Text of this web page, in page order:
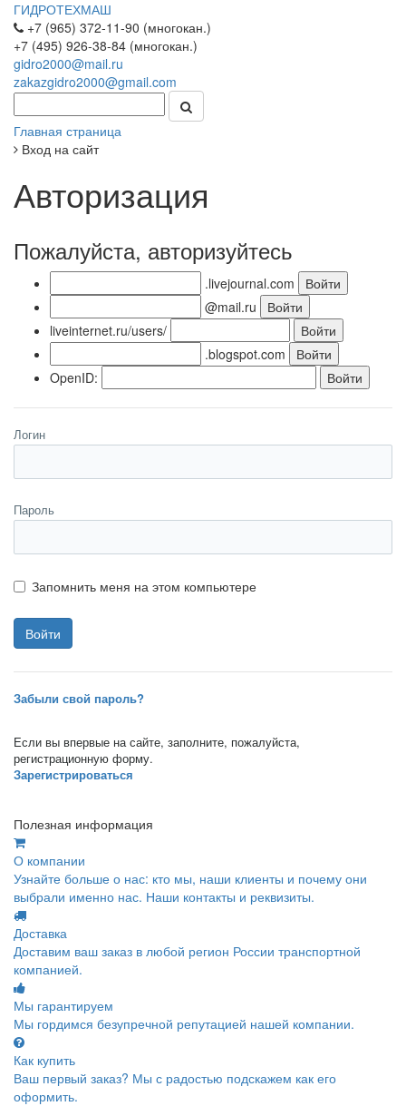
ГИДРОТЕХМАШ
+7 (965) 372-11-90 (многокан.)
+7 (495) 926-38-84 (многокан.)
gidro2000@mail.ru
zakazgidro2000@gmail.com
Главная страница
Вход на сайт
Авторизация
Пожалуйста, авторизуйтесь
.livejournal.com
@mail.ru
liveinternet.ru/users/
.blogspot.com
OpenID:
Логин
Пароль
Запомнить меня на этом компьютере
Забыли свой пароль?
Если вы впервые на сайте, заполните, пожалуйста,
регистрационную форму.
Зарегистрироваться
Полезная информация
О компании
Узнайте больше о нас: кто мы, наши клиенты и почему они
выбрали именно нас. Наши контакты и реквизиты.
Доставка
Доставим ваш заказ в любой регион России транспортной
компанией.
Мы гарантируем
Мы гордимся безупречной репутацией нашей компании.
Как купить
Ваш первый заказ? Мы с радостью подскажем как его
оформить.